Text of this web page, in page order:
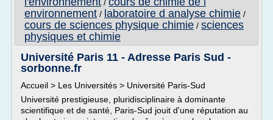
/
environnement / laboratoire d analyse chimie /
cours de sciences physique chimie / sciences
physiques et chimie
Université Paris 11 - Adresse Paris Sud -
sorbonne.fr
Accueil > Les Universités > Université Paris-Sud
Université prestigieuse, pluridisciplinaire à dominante
scientifique et de santé, Paris-Sud jouit d'une réputation au